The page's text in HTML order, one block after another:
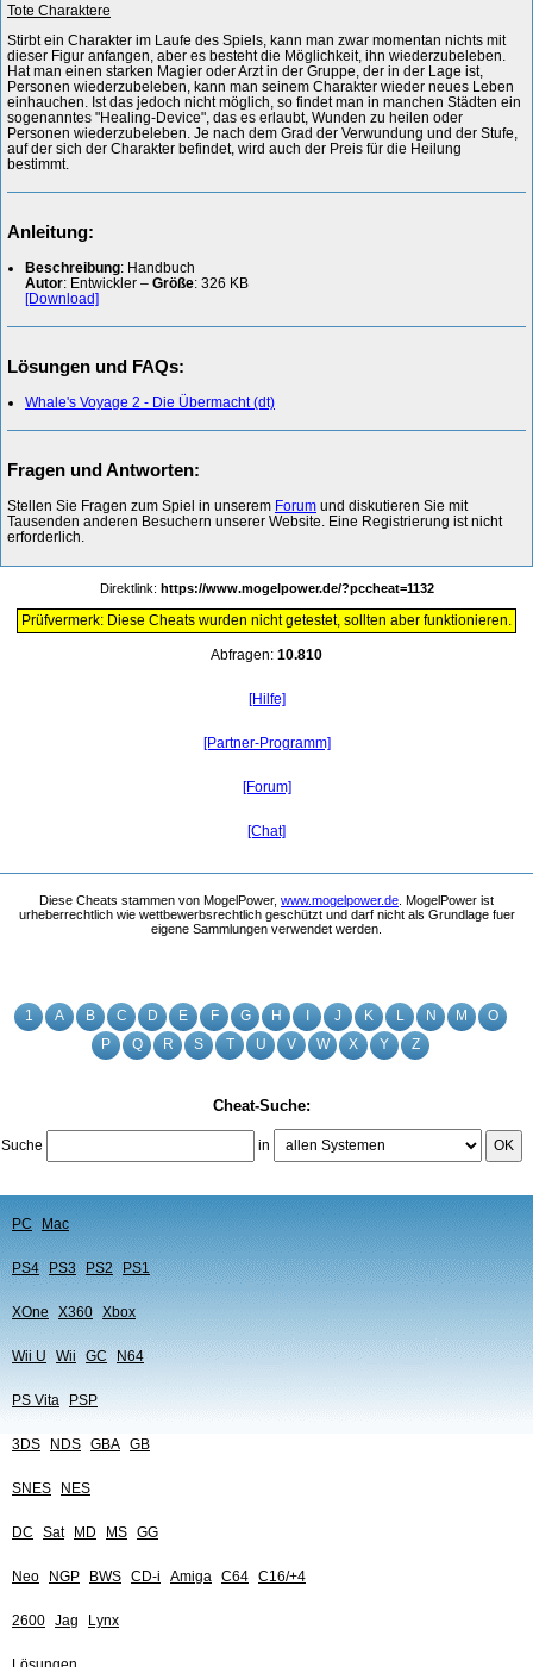
1 A B C D E F G H J K L N M
O
P
Q R S T U V W X Y Z
Cheat-Suche:
Suche in OK
PC Mac
PS4 PS3 PS2 PS1
XOne X360 Xbox
Wii U Wii GC N64
PS Vita PSP
3DS NDS GBA GB
SNES NES
DC Sat MD MS GG
Neo NGP BWS CD-i Amiga C64 C16/+4
2600 Jag Lynx
Tote Charaktere
Stirbt ein Charakter im Laufe des Spiels, kann man zwar momentan nichts mit
dieser Figur anfangen, aber es besteht die Möglichkeit, ihn wiederzubeleben.
Hat man einen starken Magier oder Arzt in der Gruppe, der in der Lage ist,
Personen wiederzubeleben, kann man seinem Charakter wieder neues Leben
einhauchen. Ist das jedoch nicht möglich, so findet man in manchen Städten ein
sogenanntes "Healing-Device", das es erlaubt, Wunden zu heilen oder
Personen wiederzubeleben. Je nach dem Grad der Verwundung und der Stufe,
auf der sich der Charakter befindet, wird auch der Preis für die Heilung
bestimmt.
Anleitung:
Beschreibung: Handbuch
Autor: Entwickler – Größe: 326 KB
[Download]
Lösungen und FAQs:
Whale's Voyage 2 - Die Übermacht (dt)
Fragen und Antworten:
Stellen Sie Fragen zum Spiel in unserem Forum und diskutieren Sie mit
Tausenden anderen Besuchern unserer Website. Eine Registrierung ist nicht
erforderlich.
Direktlink: https://www.mogelpower.de/?pccheat=1132
Prüfvermerk: Diese Cheats wurden nicht getestet, sollten aber funktionieren.
Abfragen: 10.810
[Hilfe]
[Partner-Programm]
[Forum]
[Chat]
Diese Cheats stammen von MogelPower, www.mogelpower.de . MogelPower ist
urheberrechtlich wie wettbewerbsrechtlich geschützt und darf nicht als Grundlage fuer
eigene Sammlungen verwendet werden.